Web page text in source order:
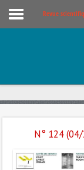
Revue
N° 124